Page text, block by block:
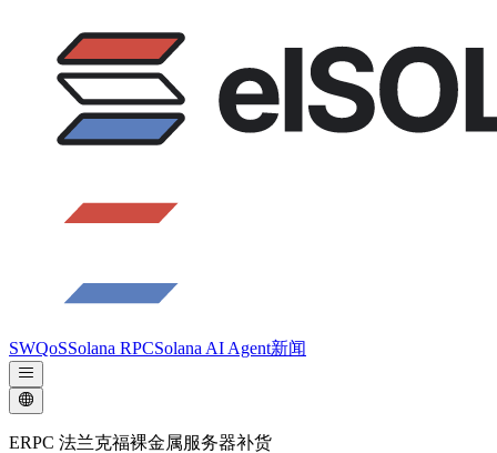
SWQoSSolana RPCSolana AI Agent新闻
ERPC 法兰克福裸金属服务器补货